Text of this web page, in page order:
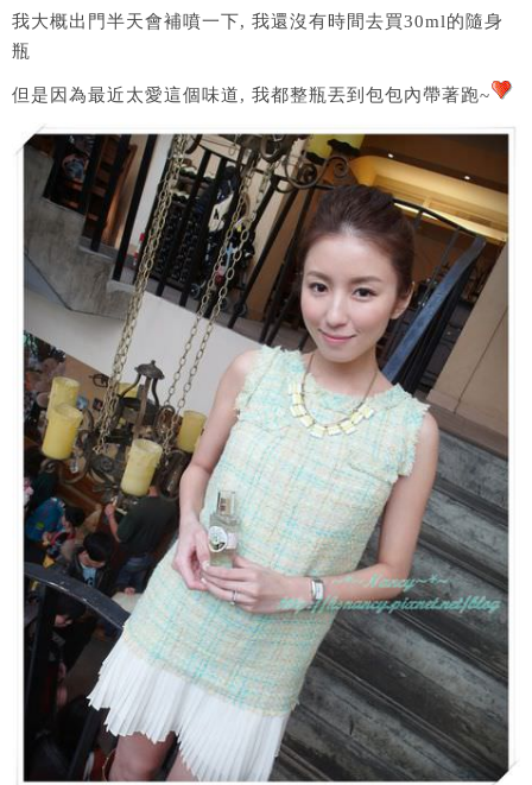
我大概出門半天會補噴一下, 我還沒有時間去買30ml的隨身
瓶
但是因為最近太愛這個味道, 我都整瓶丟到包包內帶著跑~